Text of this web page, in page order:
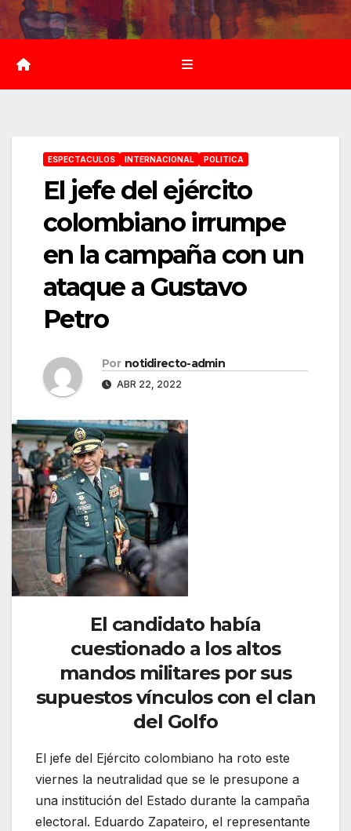
Saltar
al
contenido
ESPECTACULOS INTERNACIONAL POLITICA
El jefe del ejército
colombiano irrumpe
en la campaña con un
ataque a Gustavo
Petro
Por notidirecto-admin
ABR 22, 2022
El candidato había
cuestionado a los altos
mandos militares por sus
supuestos vínculos con el clan
del Golfo
El jefe del Ejército colombiano ha roto este
viernes la neutralidad que se le presupone a
una institución del Estado durante la campaña
electoral. Eduardo Zapateiro, el representante